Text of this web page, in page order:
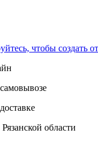
чтобы создать
области